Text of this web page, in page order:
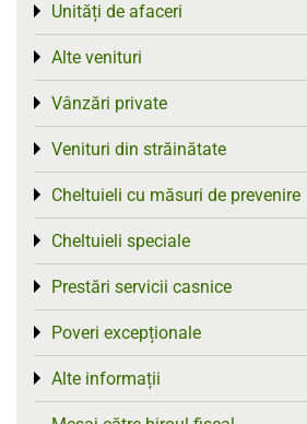
Unități de afaceri
Toggle menu
Alte venituri
Toggle menu
Vânzări private
Toggle menu
Venituri din străinătate
Toggle menu
Cheltuieli cu măsuri de prevenire
Toggle menu
Cheltuieli speciale
Toggle menu
Prestări servicii casnice
Toggle menu
Poveri excepționale
Toggle menu
Alte informații
Toggle menu